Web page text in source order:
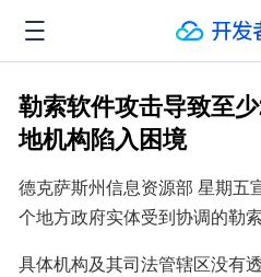
勒索软件攻击导致至
地机构陷入困境
德克萨斯州信息资源部 星期五
个地方政府实体受到协调的勒索
具体机构及其司法管辖区没有